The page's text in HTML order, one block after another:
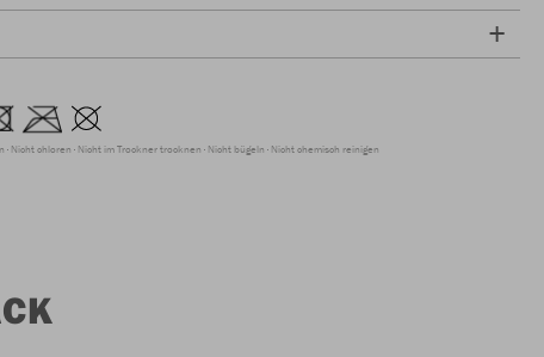
Nicht chloren Nicht im Trockner trocknen Nicht bügeln Nicht chemisch reinigen